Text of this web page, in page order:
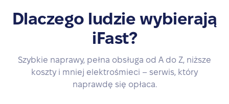
Dlaczego ludzie wybierają
iFast?
Szybkie naprawy, pełna obsługa od A do Z, niższe
koszty i mniej elektrośmieci – serwis, który
naprawdę się opłaca.